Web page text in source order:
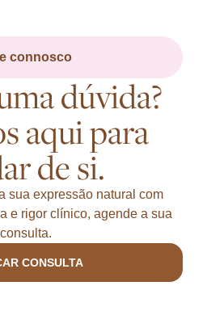
connosco
dúvida?
aqui para
de si.
sua expressão natural com
e rigor clínico, agende a sua
consulta.
CONSULTA